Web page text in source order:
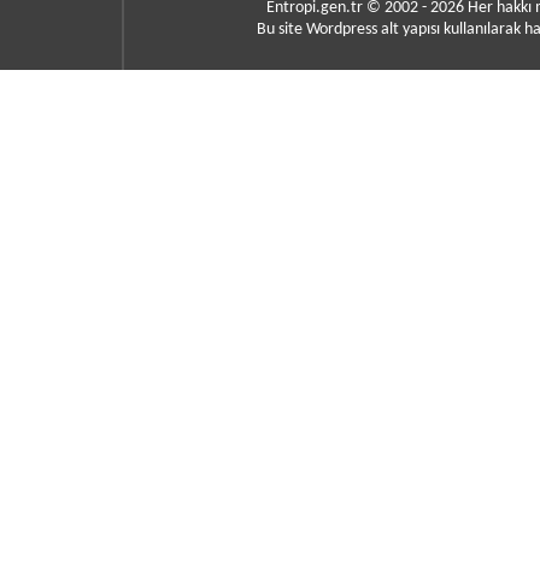
Entropi.gen.tr © 2002 - 2026 Her hakkı
Bu site Wordpress alt yapısı kullanılarak